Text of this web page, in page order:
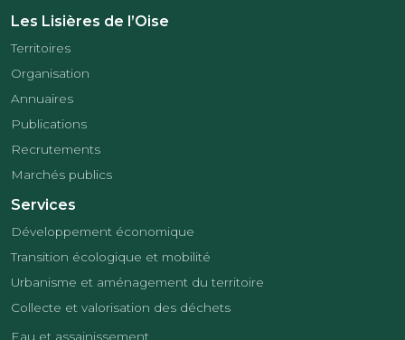
Les Lisières de l’Oise
Territoires
Organisation
Annuaires
Publications
Recrutements
Marchés publics
Services
Développement économique
Transition écologique et mobilité
Urbanisme et aménagement du territoire
Collecte et valorisation des déchets
Eau et assainissement